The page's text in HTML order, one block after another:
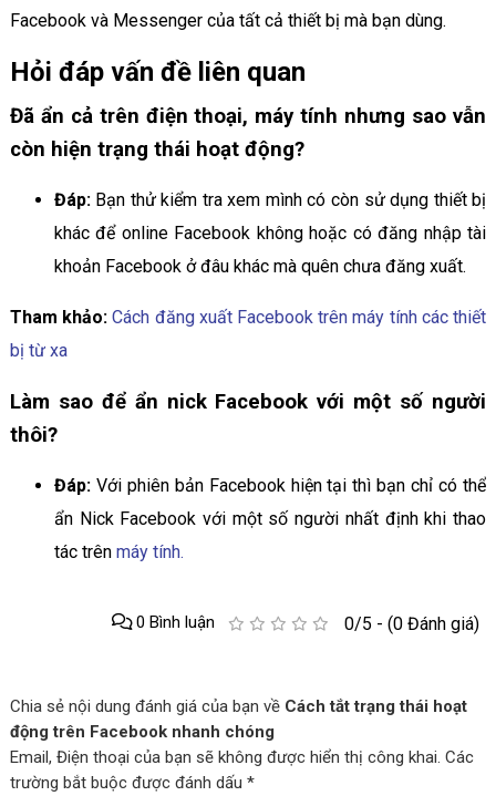
Facebook và Messenger của tất cả thiết bị mà bạn dùng.
Hỏi đáp vấn đề liên quan
Đã ẩn cả trên điện thoại, máy tính nhưng sao vẫn
còn hiện trạng thái hoạt động?
Đáp:Bạn thử kiểm tra xem mình có còn sử dụng thiết bị
khác để online Facebook không hoặc có đăng nhập tài
khoản Facebook ở đâu khác mà quên chưa đăng xuất.
Tham khảo: Cách đăng xuất Facebook trên máy tính các thiết
bị từ xa
Làm sao để ẩn nick Facebook với một số người
thôi?
Đáp:Với phiên bản Facebook hiện tại thì bạn chỉ có thể
ẩn Nick Facebook với một số người nhất định khi thao
tác trên máy tính.
0/5 - (0 Đánh giá)
0 Bình luận
Chia sẻ nội dung đánh giá của bạn về Cách tắt trạng thái hoạt
động trên Facebook nhanh chóng
Email, Điện thoại của bạn sẽ không được hiển thị công khai. Các
trường bắt buộc được đánh dấu *